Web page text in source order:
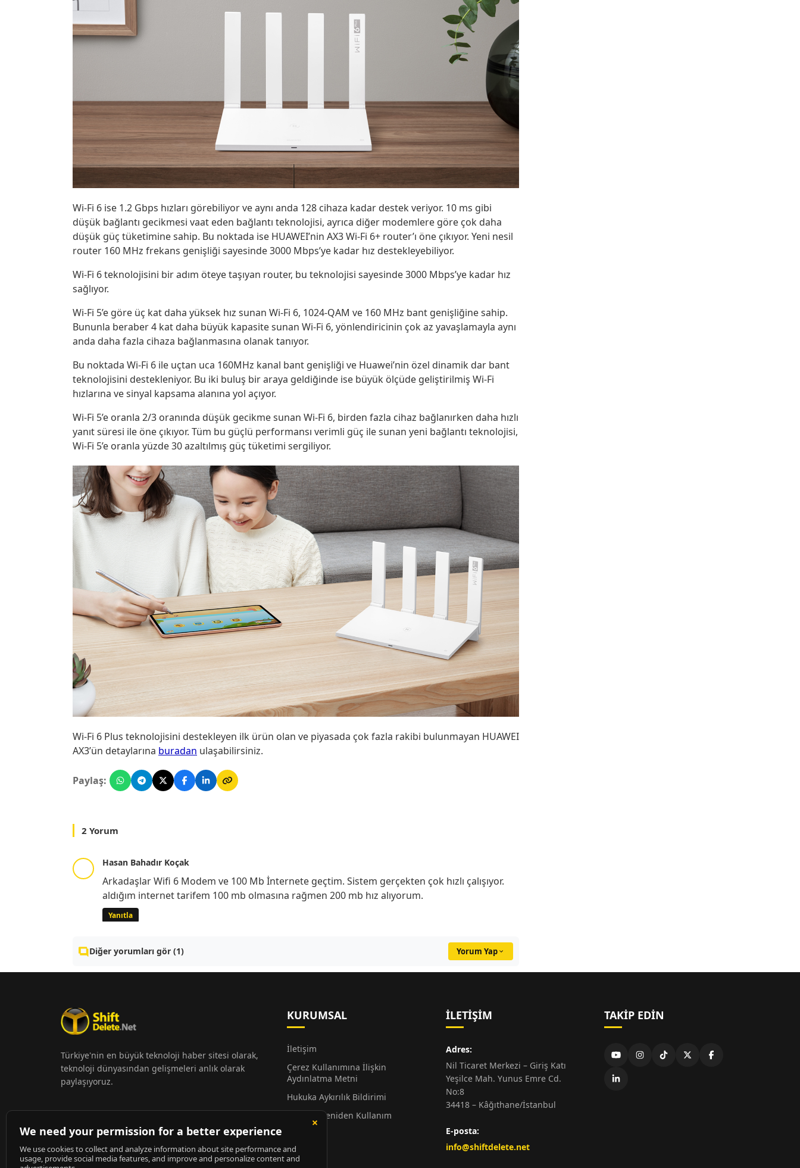
Wi-Fi 6 ise 1.2 Gbps hızları görebiliyor ve aynı anda 128 cihaza kadar destek veriyor. 10 ms gibi
düşük bağlantı gecikmesi vaat eden bağlantı teknolojisi, ayrıca diğer modemlere göre çok daha
düşük güç tüketimine sahip. Bu noktada ise HUAWEI’nin AX3 Wi-Fi 6+ router’ı öne çıkıyor. Yeni nesil
router 160 MHz frekans genişliği sayesinde 3000 Mbps’ye kadar hız destekleyebiliyor.
Wi-Fi 6 teknolojisini bir adım öteye taşıyan router, bu teknolojisi sayesinde 3000 Mbps’ye kadar hız
sağlıyor.
Wi-Fi 5’e göre üç kat daha yüksek hız sunan Wi-Fi 6, 1024-QAM ve 160 MHz bant genişliğine sahip.
Bununla beraber 4 kat daha büyük kapasite sunan Wi-Fi 6, yönlendiricinin çok az yavaşlamayla aynı
anda daha fazla cihaza bağlanmasına olanak tanıyor.
Bu noktada Wi-Fi 6 ile uçtan uca 160MHz kanal bant genişliği ve Huawei’nin özel dinamik dar bant
teknolojisini destekleniyor. Bu iki buluş bir araya geldiğinde ise büyük ölçüde geliştirilmiş Wi-Fi
hızlarına ve sinyal kapsama alanına yol açıyor.
Wi-Fi 5’e oranla 2/3 oranında düşük gecikme sunan Wi-Fi 6, birden fazla cihaz bağlanırken daha hızlı
yanıt süresi ile öne çıkıyor. Tüm bu güçlü performansı verimli güç ile sunan yeni bağlantı teknolojisi,
Wi-Fi 5’e oranla yüzde 30 azaltılmış güç tüketimi sergiliyor.
Wi-Fi 6 Plus teknolojisini destekleyen ilk ürün olan ve piyasada çok fazla rakibi bulunmayan HUAWEI
AX3’ün detaylarına buradan ulaşabilirsiniz.
Paylaş:
2 Yorum
Hasan Bahadır Koçak
Arkadaşlar Wifi 6 Modem ve 100 Mb İnternete geçtim. Sistem gerçekten çok hızlı çalışıyor.
aldığım internet tarifem 100 mb olmasına rağmen 200 mb hız alıyorum.
Yanıtla
Diğer yorumları gör (1) Yorum Yap
Türkiye'nin en büyük teknoloji haber sitesi olarak,
teknoloji dünyasından gelişmeleri anlık olarak
paylaşıyoruz.
KURUMSAL
İletişim
Çerez Kullanımına İlişkin
Aydınlatma Metni
Hukuka Aykırılık Bildirimi
Alıntı ve Yeniden Kullanım
Hakkında
Künye
İLETIŞIM
Adres:
Nil Ticaret Merkezi – Giriş Katı
Yeşilce Mah. Yunus Emre Cd.
No:8
34418 – Kâğıthane/İstanbul
E-posta:
info@shiftdelete.net
TAKIP EDIN